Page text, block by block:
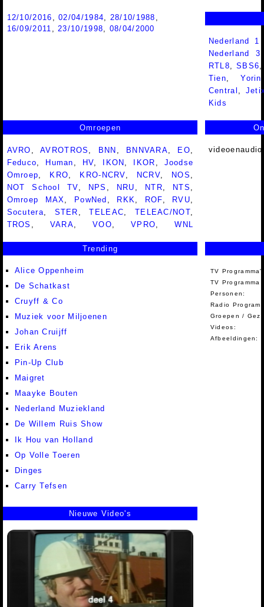
12/10/2016 ,02/04/1984 28/10/1988
16/09/2011
23/10/1998
08/04/2000
Nederland
Nederland
RTL8,SBS6
Tien,Yorin
Central ,
Kids
Omroepen
AVRO ,AVROTROS BNN BNNVARA EO
Feduco
Human HV IKON IKOR
Joodse
Omroep
KRO KRO-NCRV NCRV NOS
NOT School TV
NPS NRU NTR NTS
Omroep MAX
PowNed RKK ROF RVU
Socutera
STER ,TELEAC TELEAC/NOT
TROS
VARA ,VOO ,VPRO ,WNL
Trending
Alice Oppenheim
De Schatkast
Cruyff & Co
Muziek voor Miljoenen
Johan Cruijff
Erik Arens
Pin-Up Club
Maigret
Maayke Bouten
Nederland Muziekland
De Willem Ruis Show
Ik Hou van Holland
Op Volle Toeren
Dinges
Carry Tefsen
TV
TV Programma
Personen:
Radio
Groepen /
Videos:
Afbeeldingen:
Nieuwe Video's